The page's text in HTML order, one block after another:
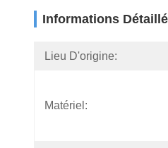
Informations
Lieu D'origine:
Matériel: